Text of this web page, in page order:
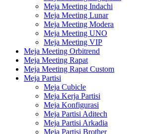
Meja Meeting Indachi
Meja Meeting Lunar
Meja Meeting Modera
Meja Meeting UNO
Meja Meeting VIP
Meja Meeting Orbitrend
Meja Meeting Rapat
Meja Meeting Rapat Custom
Meja Partisi
Meja Cubicle
Meja Kerja Partisi
Meja Konfigurasi
Meja Partisi Aditech
Meja Partisi Arkadia
Meja Partisi Brother